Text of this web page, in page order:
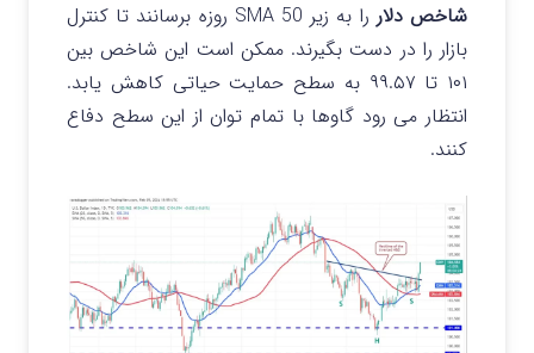
شاخص دلار
را به زیر SMA 50 روزه برسانند تا کنترل
بازار را در دست بگیرند. ممکن است این شاخص بین
۱۰۱ تا ۹۹.۵۷ به سطح حمایت حیاتی کاهش یابد.
انتظار می رود گاوها با تمام توان از این سطح دفاع
کنند.